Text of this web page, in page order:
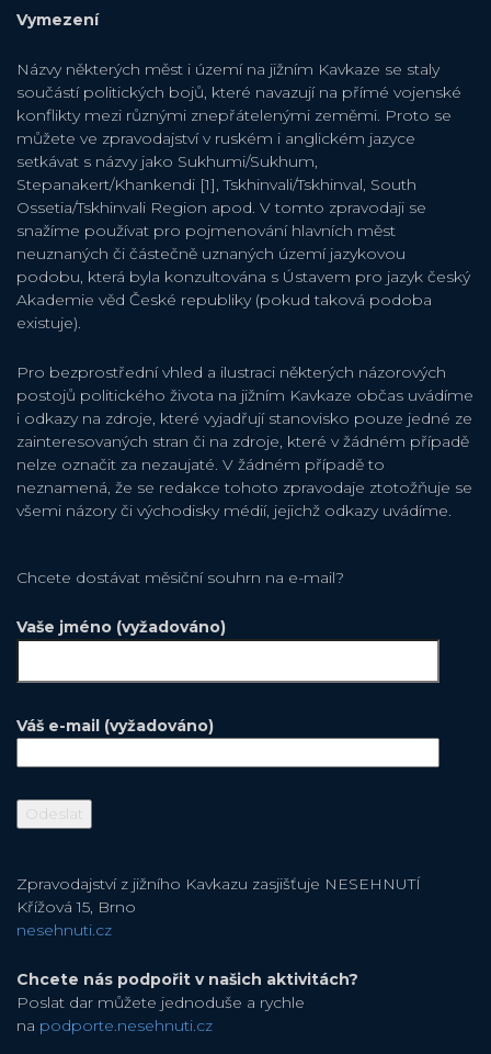
Vymezení
Názvy některých měst i území na jižním Kavkaze se staly
součástí politických bojů, které navazují na přímé vojenské
konflikty mezi různými znepřátelenými zeměmi. Proto se
můžete ve zpravodajství v ruském i anglickém jazyce
setkávat s názvy jako Sukhumi/Sukhum,
Stepanakert/Khankendi [1], Tskhinvali/Tskhinval, South
Ossetia/Tskhinvali Region apod. V tomto zpravodaji se
snažíme používat pro pojmenování hlavních měst
neuznaných či částečně uznaných území jazykovou
podobu, která byla konzultována s Ústavem pro jazyk český
Akademie věd České republiky (pokud taková podoba
existuje).
Pro bezprostřední vhled a ilustraci některých názorových
postojů politického života na jižním Kavkaze občas uvádíme
i odkazy na zdroje, které vyjadřují stanovisko pouze jedné ze
zainteresovaných stran či na zdroje, které v žádném případě
nelze označit za nezaujaté. V žádném případě to
neznamená, že se redakce tohoto zpravodaje ztotožňuje se
všemi názory či východisky médií, jejichž odkazy uvádíme.
Chcete dostávat měsiční souhrn na e-mail?
Vaše jméno (vyžadováno)
Váš e-mail (vyžadováno)
Zpravodajství z jižního Kavkazu zasjišťuje NESEHNUTÍ
Křížová 15, Brno
nesehnuti.cz
Chcete nás podpořit v našich aktivitách?
Poslat dar můžete jednoduše a rychle
na podporte.nesehnuti.cz